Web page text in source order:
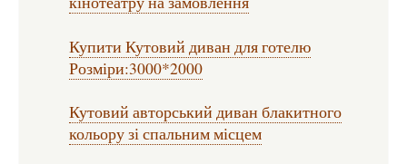
Купити Кутовий диван для готелю
Розміри:3000*2000
Кутовий авторський диван блакитного
кольору зі спальним місцем